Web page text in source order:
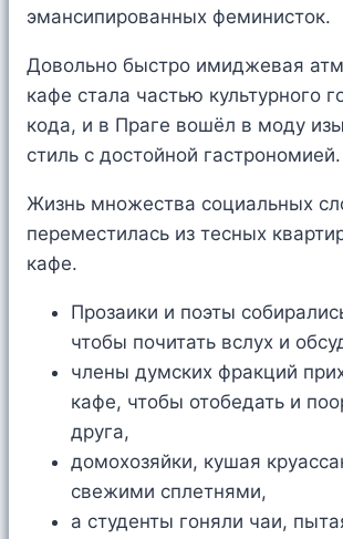
эмансипированных феминисток.
Довольно быстро имиджевая
кафе стала частью культурного
кода, и в Праге вошёл в моду
стиль с достойной гастрономией.
Жизнь множества социальных
переместилась из тесных
кафе.
Прозаики и поэты
чтобы почитать вслух и
члены думских фракций
кафе, чтобы отобедать и
друга,
домохозяйки, кушая
свежими сплетнями,
а студенты гоняли чаи,